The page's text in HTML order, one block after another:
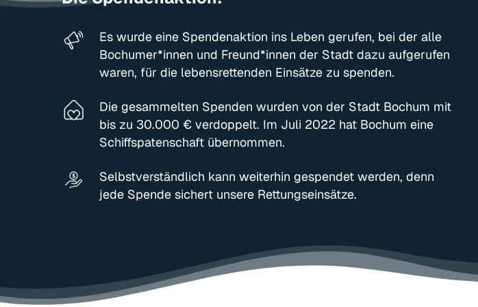
Es wurde eine Spendenaktion ins Leben gerufen, bei der alle
Bochumer*innen und Freund*innen der Stadt dazu aufgerufen
waren, für die lebensrettenden Einsätze zu spenden.
Die gesammelten Spenden wurden von der Stadt Bochum mit
bis zu 30.000 € verdoppelt. Im Juli 2022 hat Bochum eine
Schiffspatenschaft übernommen.
Selbstverständlich kann weiterhin gespendet werden, denn
jede Spende sichert unsere Rettungseinsätze.